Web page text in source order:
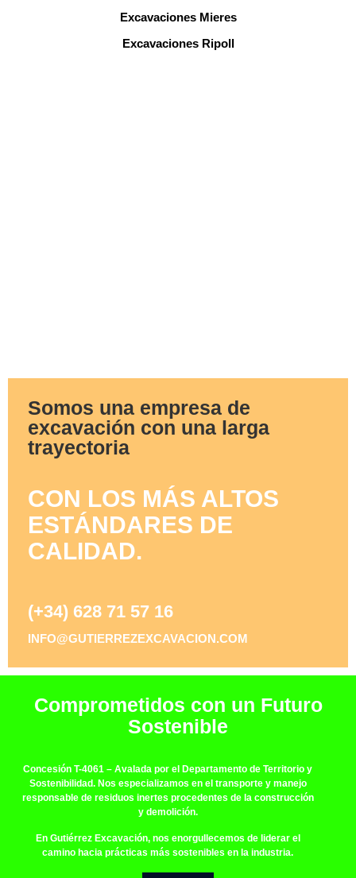
Excavaciones Mieres
Excavaciones Ripoll
Somos una empresa de
excavación con una larga
trayectoria
CON LOS MÁS ALTOS
ESTÁNDARES DE
CALIDAD.
(+34) 628 71 57 16
INFO@GUTIERREZEXCAVACION.COM
Comprometidos con un Futuro
Sostenible
Concesión T-4061 – Avalada por el Departamento de Territorio y
Sostenibilidad. Nos especializamos en el transporte y manejo
responsable de residuos inertes procedentes de la construcción
y demolición.
En Gutiérrez Excavación, nos enorgullecemos de liderar el
camino hacia prácticas más sostenibles en la industria.